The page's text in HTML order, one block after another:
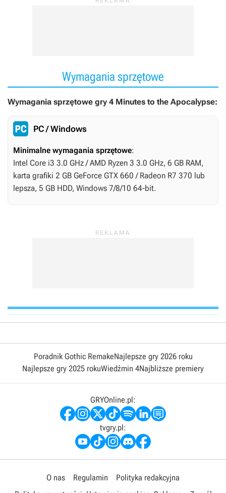
Wymagania sprzętowe
Wymagania sprzętowe gry 4 Minutes to the Apocalypse:
PC / Windows
Minimalne wymagania sprzętowe:
Intel Core i3 3.0 GHz / AMD Ryzen 3 3.0 GHz, 6 GB RAM,
karta grafiki 2 GB GeForce GTX 660 / Radeon R7 370 lub
lepsza, 5 GB HDD, Windows 7/8/10 64-bit.
Poradnik Gothic RemakeNajlepsze gry 2026 roku
Najlepsze gry 2025 rokuWiedźmin 4Najbliższe premiery
GRYOnline.pl:
tvgry.pl:
O nas Regulamin
Polityka redakcyjna